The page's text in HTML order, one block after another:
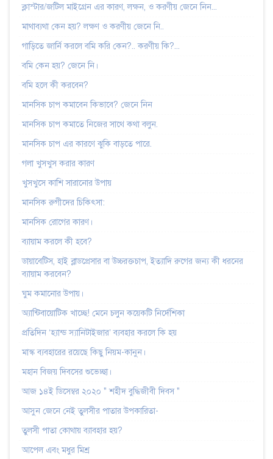
ক্লাস্টার/জটিল মাইগ্রেন এর কারণ, লক্ষন, ও করণীয় জেনে নিন...
মাথাব্যথা কেন হয়? লক্ষণ ও করণীয় জেনে নি..
গাড়িতে জার্নি করলে বমি করি কেন?.. করণীয় কি?...
বমি কেন হয়? জেনে নি।
বমি হলে কী করবেন?
মানসিক চাপ কমাবেন কিভাবে? জেনে নিন
মানসিক চাপ কমাতে নিজের সাথে কথা বলুন.
মানসিক চাপ এর কারণে ঝুকি বাড়তে পারে.
গলা খুসখুস করার কারণ
খুসখুসে কাশি সারানোর উপায়
মানসিক রুগীদের চিকিৎসা:
মানসিক রোগের কারণ।
ব্যায়াম করলে কী হবে?
ডায়াবেটিস, হাই ব্লাডপ্রেসার বা উচ্চরক্তচাপ, ইত্যাদি রুগের জন্য কী ধরনের
ব্যায়াম করবেন?
ঘুম কমানোর উপায়।
অ্যান্টিবায়োটিক খাচ্ছে! মেনে চলুন কয়েকটি নির্দেশিকা
প্রতিদিন ‘হ্যান্ড স্যানিটাইজার’ ব্যবহার করলে কি হয়
মাস্ক ব্যবহারের রয়েছে কিছু নিয়ম-কানুন।
মহান বিজয় দিবসের শুভেচ্ছা।
আজ ১৪ই ডিসেম্বর ২০২০ " শহীদ বুদ্ধিজীবী দিবস "
আসুন জেনে নেই তুলসীর পাতার উপকারিতা-
তুলসী পাতা কোথায় ব্যাবহার হয়?
আপেল এবং মধুর মিশ্র